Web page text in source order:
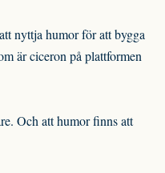
nyttja humor för att bygga
är ciceron på plattformen
Och att humor finns att